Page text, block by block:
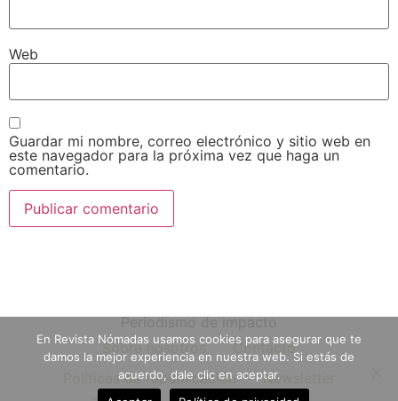
Web
Guardar mi nombre, correo electrónico y sitio web en
este navegador para la próxima vez que haga un
comentario.
Periodismo de impacto
Sobre nosotros
Contacto
Políticas de republicación
Newsletter
En Revista Nómadas usamos cookies para asegurar que te
damos la mejor experiencia en nuestra web. Si estás de
acuerdo, dale clic en aceptar.